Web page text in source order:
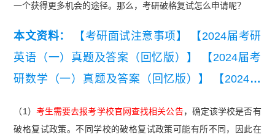
一个获得更多机会的途径。那么，考研破格复试怎么申请呢？
本文资料： 【考研面试注意事项】
【2024届考研
英语（一）真题及答案（回忆版）】
【2024届考
研数学（一）真题及答案（回忆版）】
【2024届
（1） 考生需要去报考学校官网查找相关公告，确定该学校是否有
破格复试政策。不同学校的破格复试政策可能有所不同，因此在